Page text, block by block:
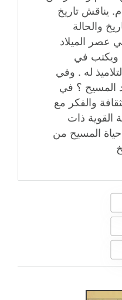
يناقش تاريخ
والحالة
عصر الميلاد
ويكتب في
له . وفي
المسيح ؟ في
والفكر مع
القوية ذات
حياة المسيح من